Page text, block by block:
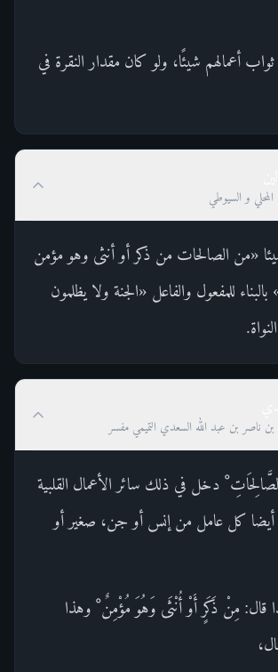
أعمالهم شيئًا، ولو كان مقدار النقرة في
و السيوطي
«من الصالحات من ذكر أو أنثى وهو مؤمن
للمفعول والفاعل «الجنة ولا يظلمون
ناصر بن عبد الله السعدي التميمي مفسر
دخل في ذلك سائر الأعمال القلبية
أيضا كل عامل من إنس أو جن، صغير أو
قال: مِنْ ذَكَرٍ أَوْ أُنْثَى وَهُوَ مُؤْمِنٌ ْ وهذا